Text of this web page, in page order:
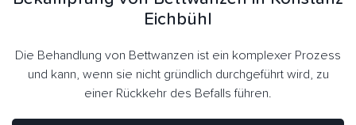
Eichbühl
Die Behandlung von Bettwanzen ist ein komplexer Prozess
und kann, wenn sie nicht gründlich durchgeführt wird, zu
einer Rückkehr des Befalls führen.